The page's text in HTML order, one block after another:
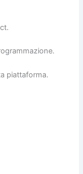
piattaforma.